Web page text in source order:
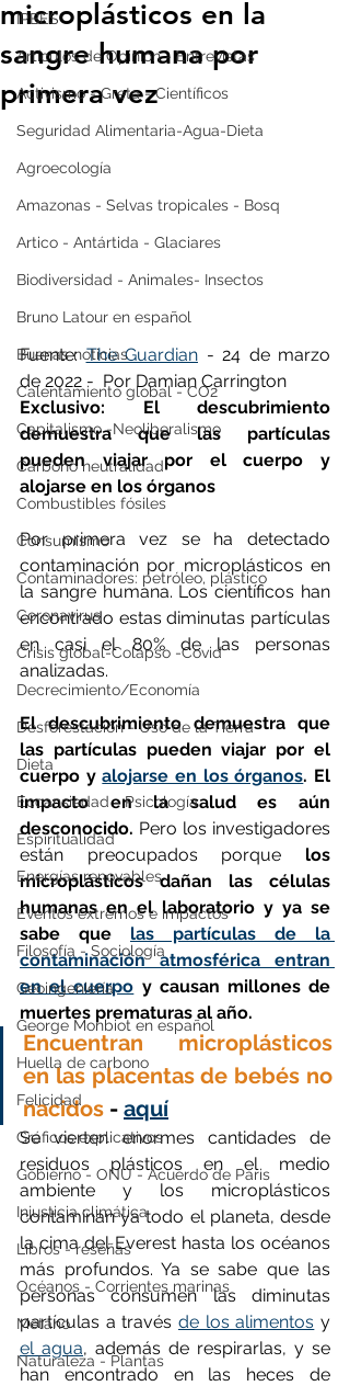
IPBES
Artículos de Opinión - Entrevistas
Activismo - Greta - Científicos
Seguridad Alimentaria-Agua-Dieta
Agroecología
Amazonas - Selvas tropicales - Bosq
Artico - Antártida - Glaciares
Biodiversidad - Animales- Insectos
Bruno Latour en español
Buenas noticias
Calentamiento global - CO2
Capitalismo -Neoliberalismo
Carbono neutralidad
Combustibles fósiles
Consumismo
Contaminadores: petróleo, plástico
Coronavirus
Crisis global-Colapso -Covid
Decrecimiento/Economía
Desforestación - Uso de la Tierra
Dieta
Ecoansiedad - Psicología
Espiritualidad
Energías renovables
Eventos extremos e impactos
Filosofía - Sociología
Geoingeniería
George Monbiot en español
Huella de carbono
Felicidad
Gráficos explicativos
Gobierno - ONU - Acuerdo de Paris
Injusticia climática
Libros - reseñas
Océanos - Corrientes marinas
Metano
Naturaleza - Plantas
microplásticos en la
sangre humana por
primera vez
Fuente: The Guardian - 24 de marzo
de 2022 -  Por Damian Carrington
Exclusivo: El descubrimiento
demuestra que las partículas
pueden viajar por el cuerpo y
alojarse en los órganos
Por primera vez se ha detectado
contaminación por microplásticos en
la sangre humana. Los científicos han
encontrado estas diminutas partículas
en casi el 80% de las personas
analizadas.
El descubrimiento demuestra que
las partículas pueden viajar por el
cuerpo y alojarse en los órganos. El
impacto en la salud es aún
desconocido. Pero los investigadores
están preocupados porque los
microplásticos dañan las células
humanas en el laboratorio y ya se
sabe que las partículas de la
contaminación atmosférica entran
en el cuerpo y causan millones de
muertes prematuras al año.
Encuentran microplásticos
en las placentas de bebés no
nacidos - aquí
Se vierten enormes cantidades de
residuos plásticos en el medio
ambiente y los microplásticos
contaminan ya todo el planeta, desde
la cima del Everest hasta los océanos
más profundos. Ya se sabe que las
personas consumen las diminutas
partículas a través de los alimentos
el agua, además de respirarlas, y se
han encontrado en las heces de